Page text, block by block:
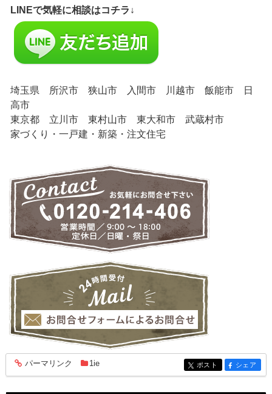
LINEで気軽に相談はコチラ↓
埼玉県 所沢市 狭山市 入間市 川越市 飯能市 日
高市
東京都 立川市 東村山市 東大和市 武蔵村市
家づくり・一戸建・新築・注文住宅
entry1817
パーマリンク 1ie entry1817
ポスト entry1817
シェア